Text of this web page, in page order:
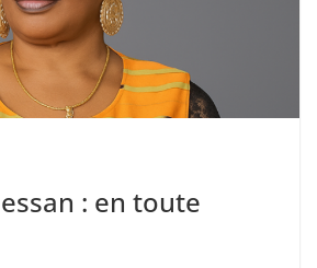
: en toute